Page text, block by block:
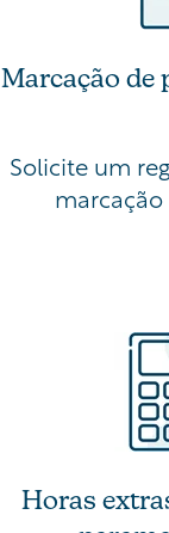
Marcação de
Solicite um
Horas